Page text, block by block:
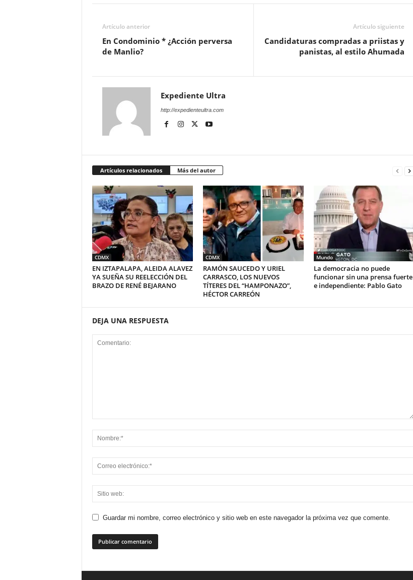
Artículo anterior
En Condominio * ¿Acción perversa
de Manlio?
Artículo siguiente
Candidaturas compradas a priistas y
panistas, al estilo Ahumada
Expediente Ultra
http://expedienteultra.com
Artículos relacionados Más del autor
CDMX
EN IZTAPALAPA, ALEIDA ALAVEZ
YA SUEÑA SU REELECCIÓN DEL
BRAZO DE RENÉ BEJARANO
CDMX
RAMÓN SAUCEDO Y URIEL
CARRASCO, LOS NUEVOS
TÍTERES DEL “HAMPONAZO”,
HÉCTOR CARREÓN
Mundo
La democracia no puede
funcionar sin una prensa fuerte
e independiente: Pablo Gato
DEJA UNA RESPUESTA
Guardar mi nombre, correo electrónico y sitio web en este navegador la próxima vez que comente.